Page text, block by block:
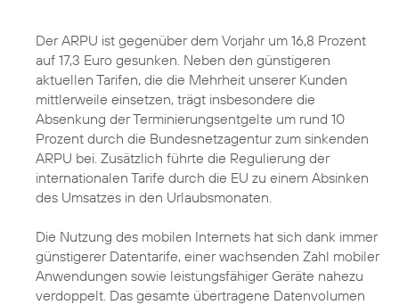
Der ARPU ist gegenüber dem Vorjahr um 16,8 Prozent
auf 17,3 Euro gesunken. Neben den günstigeren
aktuellen Tarifen, die die Mehrheit unserer Kunden
mittlerweile einsetzen, trägt insbesondere die
Absenkung der Terminierungsentgelte um rund 10
Prozent durch die Bundesnetzagentur zum sinkenden
ARPU bei. Zusätzlich führte die Regulierung der
internationalen Tarife durch die EU zu einem Absinken
des Umsatzes in den Urlaubsmonaten.
Die Nutzung des mobilen Internets hat sich dank immer
günstigerer Datentarife, einer wachsenden Zahl mobiler
Anwendungen sowie leistungsfähiger Geräte nahezu
verdoppelt. Das gesamte übertragene Datenvolumen